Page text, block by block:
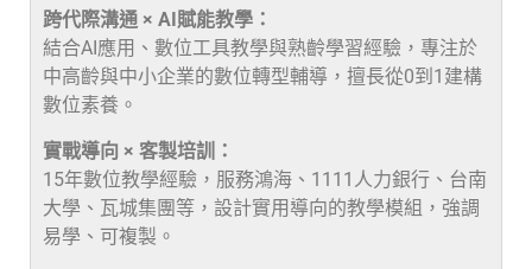
跨代際溝通 × AI賦能教學：
結合AI應用、數位工具教學與熟齡學習經驗，專注於
中高齡與中小企業的數位轉型輔導，擅長從0到1建構
數位素養。
實戰導向 × 客製培訓：
15年數位教學經驗，服務鴻海、1111人力銀行、台南
大學、瓦城集團等，設計實用導向的教學模組，強調
易學、可複製。